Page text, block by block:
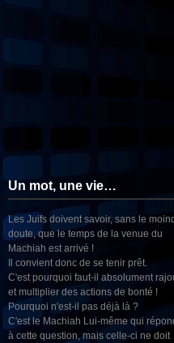
Un mot, une vie…
Les Juifs doivent savoir, sans le
doute, que le temps de la venue du
Machiah est arrivé !
Il convient donc de se tenir prêt.
C'est pourquoi faut-il absolument
et multiplier des actions de bonté !
Pourquoi n'est-il pas déjà là ?
C'est le Machiah Lui-même qui
à cette question, mais celle-ci ne doit